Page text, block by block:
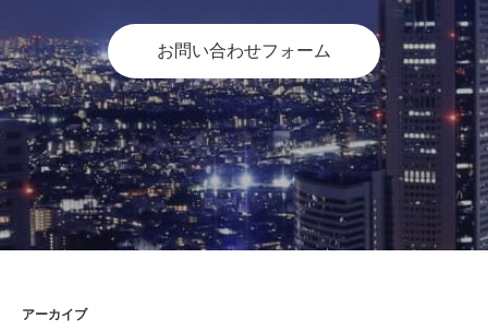
お問い合わせフォーム
アーカイブ